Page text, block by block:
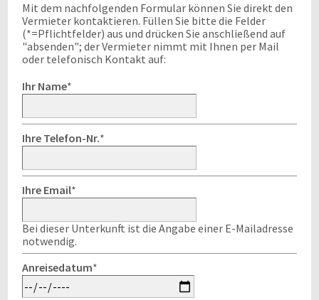
Mit dem nachfolgenden Formular können Sie direkt den
Vermieter kontaktieren. Füllen Sie bitte die Felder
(*=Pflichtfelder) aus und drücken Sie anschließend auf
"absenden"; der Vermieter nimmt mit Ihnen per Mail
oder telefonisch Kontakt auf:
Ihr Name*
Ihre Telefon-Nr.*
Ihre Email*
Bei dieser Unterkunft ist die Angabe einer E-Mailadresse
notwendig.
Anreisedatum*